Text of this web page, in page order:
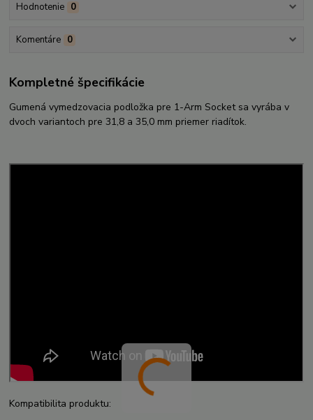
Hodnotenie 0
Komentáre 0
Kompletné špecifikácie
Gumená vymedzovacia podložka pre 1-Arm Socket sa vyrába v
dvoch variantoch pre 31,8 a 35,0 mm priemer riadítok.
Kompatibilita produktu: